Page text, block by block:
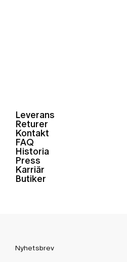
Leverans
Returer
Kontakt
FAQ
Historia
Press
Karriär
Butiker
Nyhetsbrev